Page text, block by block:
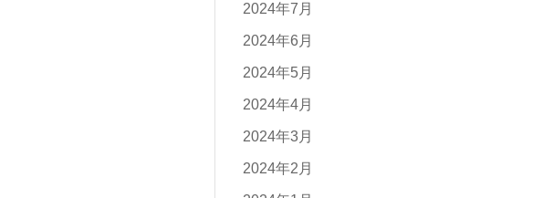
2024年7月
2024年6月
2024年5月
2024年4月
2024年3月
2024年2月